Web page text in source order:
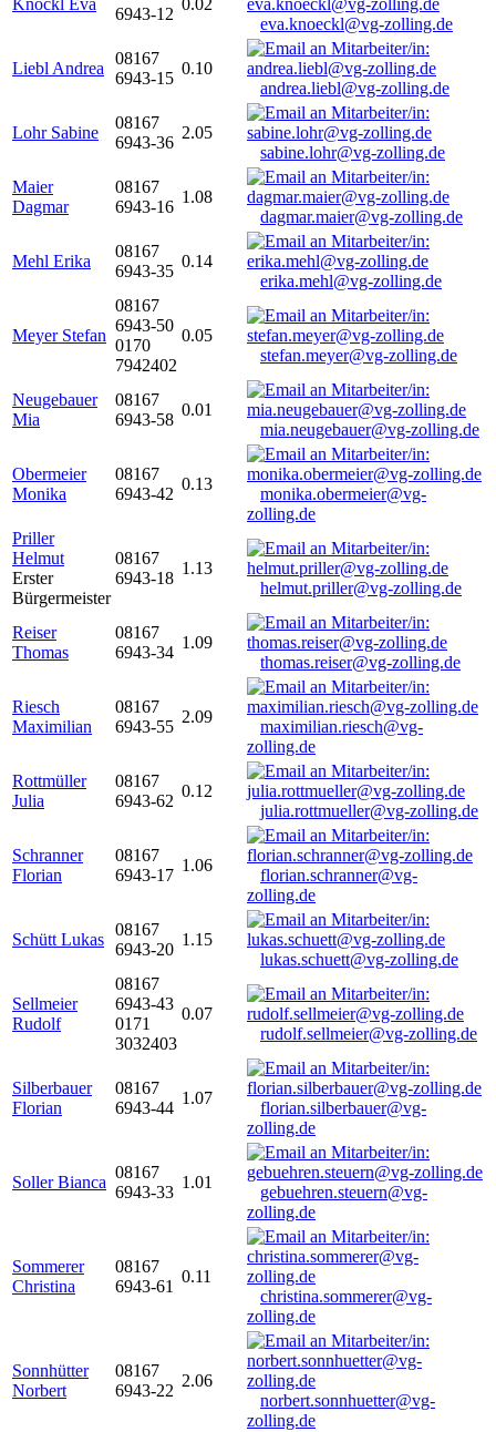
Knöckl Eva
6943-12
0.02
eva.knoeckl@vg-zolling.de
Liebl Andrea
08167
6943-15
0.10
andrea.liebl@vg-zolling.de
Lohr Sabine
08167
6943-36
2.05
sabine.lohr@vg-zolling.de
Maier
Dagmar
08167
6943-16
1.08
dagmar.maier@vg-zolling.de
Mehl Erika
08167
6943-35
0.14
erika.mehl@vg-zolling.de
Meyer Stefan
08167
6943-50
0170
7942402
0.05
stefan.meyer@vg-zolling.de
Neugebauer
Mia
08167
6943-58
0.01
mia.neugebauer@vg-zolling.de
Obermeier
Monika
08167
6943-42
0.13
monika.obermeier@vg-
zolling.de
Priller
Helmut
Erster
Bürgermeister
08167
6943-18
1.13
helmut.priller@vg-zolling.de
Reiser
Thomas
08167
6943-34
1.09
thomas.reiser@vg-zolling.de
Riesch
Maximilian
08167
6943-55
2.09
maximilian.riesch@vg-
zolling.de
Rottmüller
Julia
08167
6943-62
0.12
julia.rottmueller@vg-zolling.de
Schranner
Florian
08167
6943-17
1.06
florian.schranner@vg-
zolling.de
Schütt Lukas
08167
6943-20
1.15
lukas.schuett@vg-zolling.de
Sellmeier
Rudolf
08167
6943-43
0171
3032403
0.07
rudolf.sellmeier@vg-zolling.de
Silberbauer
Florian
08167
6943-44
1.07
florian.silberbauer@vg-
zolling.de
Soller Bianca
08167
6943-33
1.01
gebuehren.steuern@vg-
zolling.de
Sommerer
Christina
08167
6943-61
0.11
christina.sommerer@vg-
zolling.de
Sonnhütter
Norbert
08167
6943-22
2.06
norbert.sonnhuetter@vg-
zolling.de